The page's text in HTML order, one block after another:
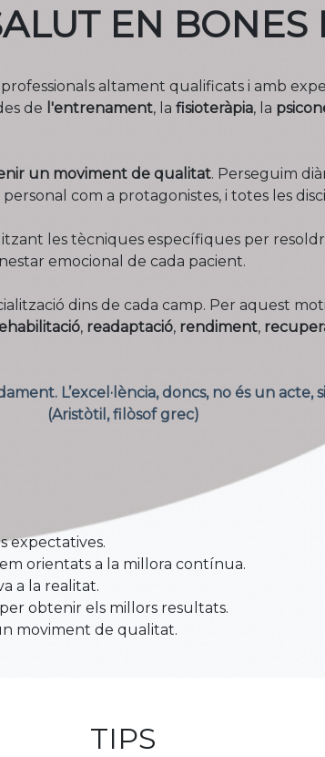
EN BONES
altament qualificats i amb
de l'entrenament, la fisioteràpia, la
un moviment de qualitat. Perseguim
com a protagonistes, i totes les
les tècniques específiques per resoldre
emocional de cada pacient.
dins de cada camp. Per aquest
, readaptació, rendiment,
L’excel·lència, doncs, no és un acte,
(Aristòtil, filòsof grec)
expectatives.
orientats a la millora contínua.
a la realitat.
obtenir els millors resultats.
moviment de qualitat.
TIPS